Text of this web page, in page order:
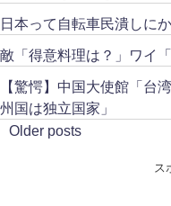
日本って自転車民潰しに
敵「得意料理は？」ワイ「
【驚愕】中国大使館「台
州国は独立国家」
Older posts
ス